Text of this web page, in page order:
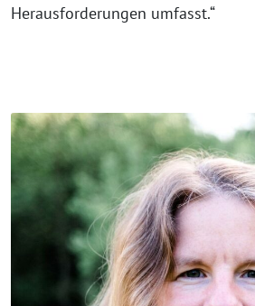
Herausforderungen umfasst.“